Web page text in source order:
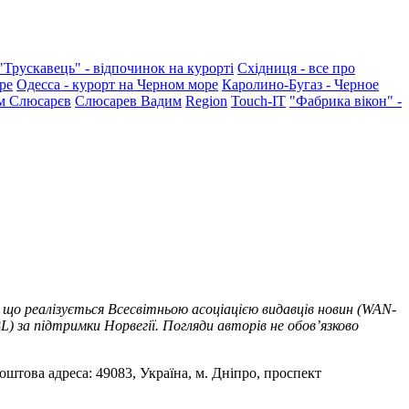
- відпочинок на курорті Східниця - все про
Одесса - курорт на Черном море Каролино-Бугаз - Черное
Слюсарєв Слюсарев Вадим Region Touch-IT "Фабрика вікон" -
Всесвітньою асоціацією видавців новин (WAN-
підтримки Норвегії. Погляди авторів не обов’язково
адреса: 49083, Україна, м. Дніпро, проспект